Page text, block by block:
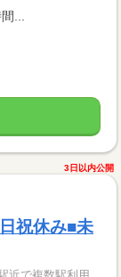
...
3日以内公開
祝休み■未